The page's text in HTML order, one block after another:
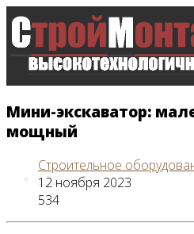
Главная
Мини-экскаватор:
мощный
Строительное
12 ноября 2023
534